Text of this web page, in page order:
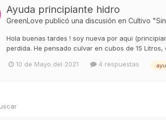
Ayuda principiante hidro
GreenLove publicó una discusión enCultivo
Hola buenas tardes ! soy nueva por aqui
perdida. He pensado culvar en cubos de 15
10 de Mayo del 2021
4 respuestas